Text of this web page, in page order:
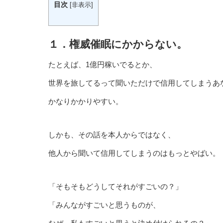
目次 [非表示]
１．権威催眠にかからない。
たとえば、1億円稼いでるとか、
世界を旅してるって聞いただけで信用してしまうあ
かなりかかりやすい。
しかも、その話を本人からではなく、
他人から聞いて信用してしまうのはもっとやばい。
「そもそもどうしてそれがすごいの？」
「みんながすごいと思うものが、